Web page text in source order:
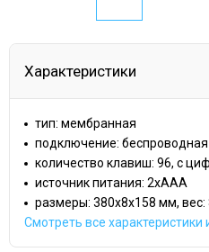
Характеристики
тип: мембранная
подключение:
количество клавиш: 96, с
источник питания: 2xAAA
размеры: 380x8x158 мм, вес:
Смотреть все характеристики